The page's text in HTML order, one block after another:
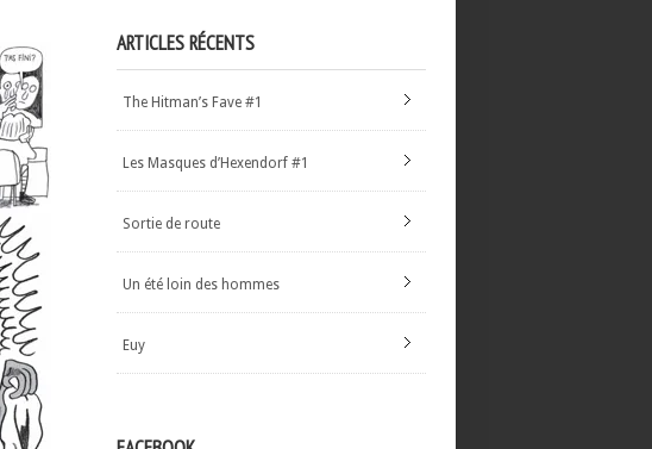
ARTICLES RÉCENTS
The Hitman’s Fave #1
Les Masques d’Hexendorf #1
Sortie de route
Un été loin des hommes
Euy